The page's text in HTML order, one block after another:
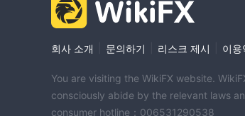
회사 소개 문의하기 리스크 제시 이용
You are visiting the WikiFX website.
consciously abide by the relevant laws
consumer hotline：006531290538